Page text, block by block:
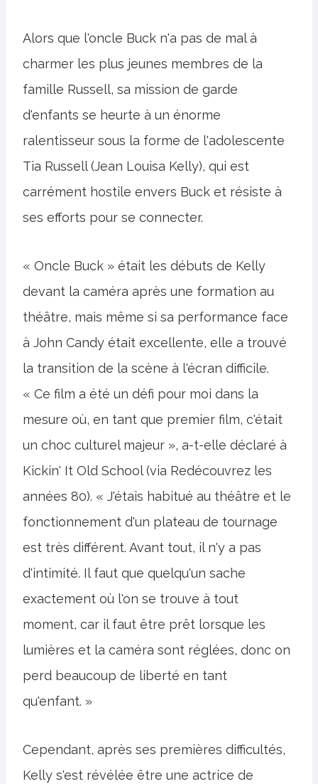
Alors que l'oncle Buck n'a pas de mal à
charmer les plus jeunes membres de la
famille Russell, sa mission de garde
d'enfants se heurte à un énorme
ralentisseur sous la forme de l'adolescente
Tia Russell (Jean Louisa Kelly), qui est
carrément hostile envers Buck et résiste à
ses efforts pour se connecter.
« Oncle Buck » était les débuts de Kelly
devant la caméra après une formation au
théâtre, mais même si sa performance face
à John Candy était excellente, elle a trouvé
la transition de la scène à l'écran difficile.
« Ce film a été un défi pour moi dans la
mesure où, en tant que premier film, c'était
un choc culturel majeur », a-t-elle déclaré à
Kickin' It Old School (via Redécouvrez les
années 80). « J'étais habitué au théâtre et le
fonctionnement d'un plateau de tournage
est très différent. Avant tout, il n'y a pas
d'intimité. Il faut que quelqu'un sache
exactement où l'on se trouve à tout
moment, car il faut être prêt lorsque les
lumières et la caméra sont réglées, donc on
perd beaucoup de liberté en tant
qu'enfant. »
Cependant, après ses premières difficultés,
Kelly s'est révélée être une actrice de